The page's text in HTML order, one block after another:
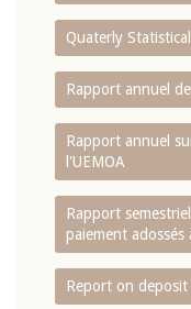
Quaterly
Rapport annuel
Rapport annuel
l'UEMOA
Rapport
paiement
Report on